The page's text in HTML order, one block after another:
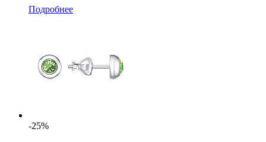
Подробнее
-25%